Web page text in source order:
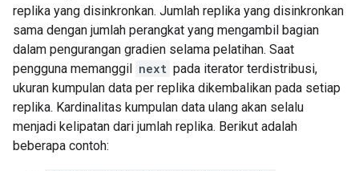
[0.7]
[0.7]
[0.7]
[0.7]
[0.7]
[0.7]
[0.7]
[0.7]
[0.7]
[0.7]
       [1.],
       [1.],
       [1.],
       [1.],
       [1.],
       [1.],
       [1.],
       [1.],
       [1.],
       [1.],
replika yang disinkronkan. Jumlah replika yang disinkronkan
sama dengan jumlah perangkat yang mengambil bagian
dalam pengurangan gradien selama pelatihan. Saat
pengguna memanggil next pada iterator terdistribusi,
ukuran kumpulan data per replika dikembalikan pada setiap
replika. Kardinalitas kumpulan data ulang akan selalu
menjadi kelipatan dari jumlah replika. Berikut adalah
beberapa contoh: